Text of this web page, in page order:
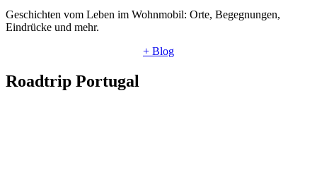
Geschichten vom Leben im Wohnmobil: Orte, Begegnungen,
Eindrücke und mehr.
+ Blog
Roadtrip Portugal